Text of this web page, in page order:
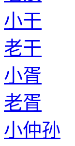
小干
老干
小胥
老胥
小仲孙